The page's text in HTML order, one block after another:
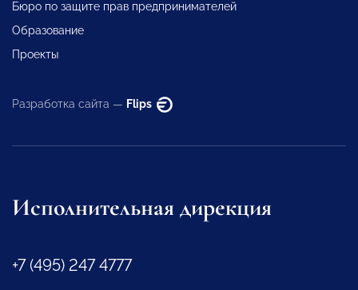
Бюро по защите прав предпринимателей
Образование
Проекты
Разработка сайта — Flips
Исполнительная дирекция
+7 (495) 247 4777